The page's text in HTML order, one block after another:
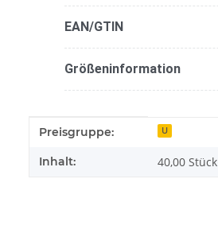
EAN/GTIN
Größeninformation
Produkteigenschaft
Wert
Preisgruppe: U
Inhalt: 40,00 Stück